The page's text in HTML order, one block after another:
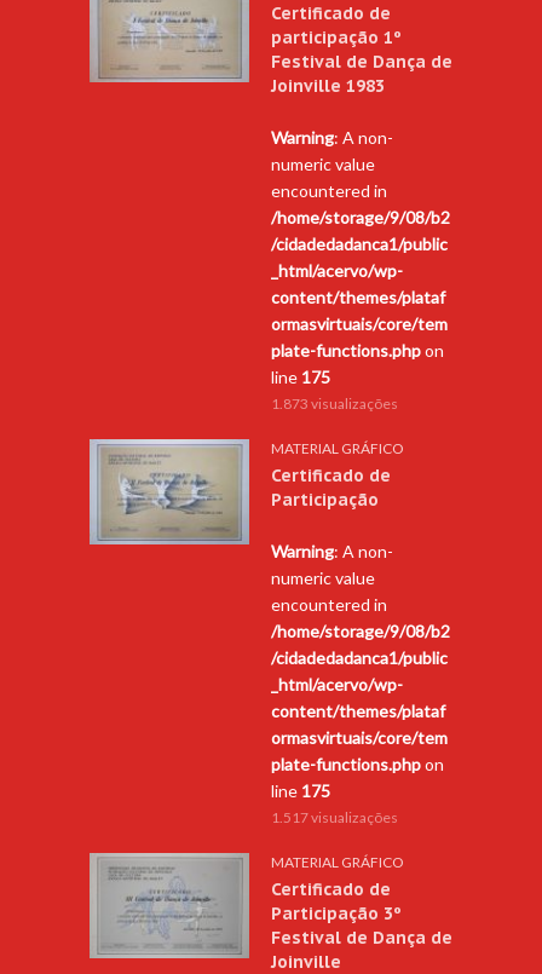
Certificado de
participação 1º
Festival de Dança de
Joinville 1983
Warning: A non-
numeric value
encountered in
/home/storage/9/08/b2
/cidadedadanca1/public
_html/acervo/wp-
content/themes/plataf
ormasvirtuais/core/tem
plate-functions.phpon
line 175
1.873 visualizações
MATERIAL GRÁFICO
Certificado de
Participação
Warning: A non-
numeric value
encountered in
/home/storage/9/08/b2
/cidadedadanca1/public
_html/acervo/wp-
content/themes/plataf
ormasvirtuais/core/tem
plate-functions.phpon
line 175
1.517 visualizações
MATERIAL GRÁFICO
Certificado de
Participação 3º
Festival de Dança de
Joinville